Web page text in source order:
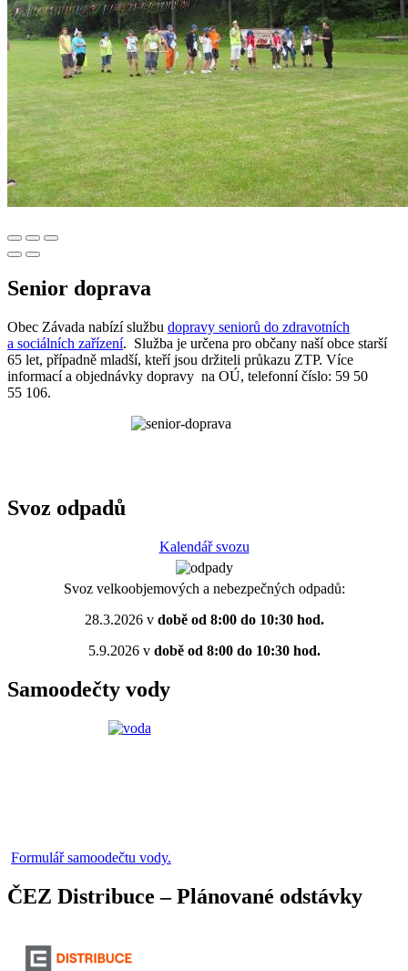
Senior doprava
Obec Závada nabízí službu dopravy seniorů do zdravotních
a sociálních zařízení. Služba je určena pro občany naší obce starší
65 let, případně mladší, kteří jsou držiteli průkazu ZTP. Více
informací a objednávky dopravy na OÚ, telefonní číslo: 59 50
55 106.
Svoz odpadů
Kalendář svozu
Svoz velkoobjemových a nebezpečných odpadů:
28.3.2026 vdobě od 8:00 do 10:30 hod.
5.9.2026 vdobě od 8:00 do 10:30 hod.
Samoodečty vody
Formulář samoodečtu vody.
ČEZ Distribuce – Plánované odstávky